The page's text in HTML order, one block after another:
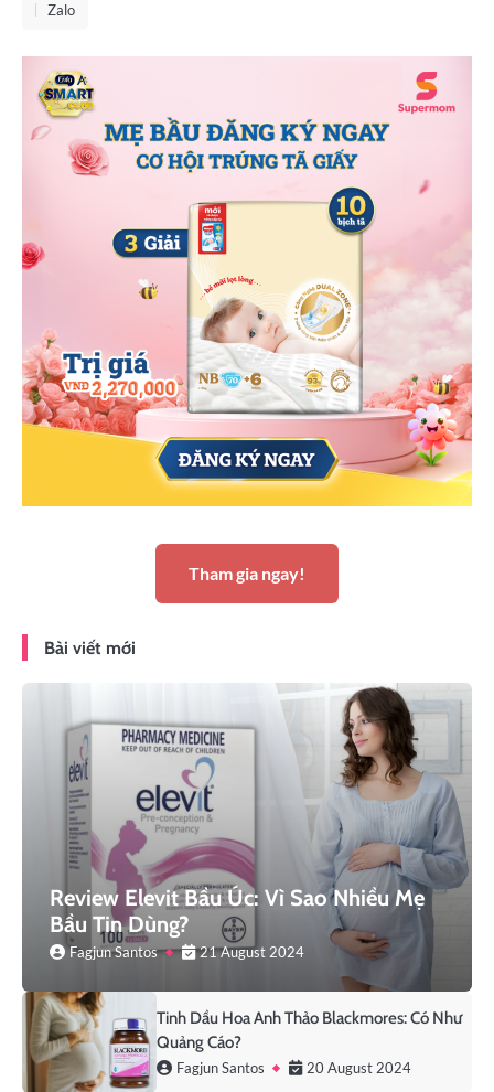
Zalo
Tham gia ngay!
Bài viết mới
Review Elevit Bầu Úc: Vì Sao Nhiều Mẹ
Bầu Tin Dùng?
Fagjun Santos 21 August 2024
Tinh Dầu Hoa Anh Thảo Blackmores: Có Như
Quảng Cáo?
Fagjun Santos 20 August 2024